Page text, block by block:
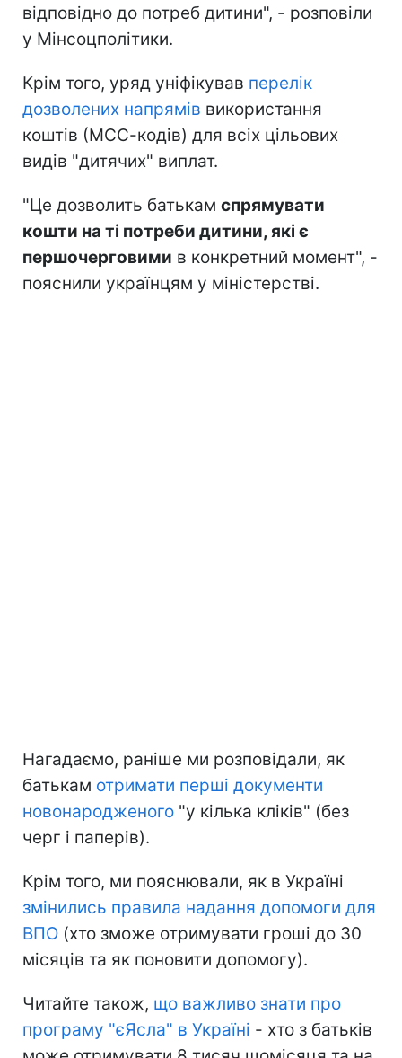
відповідно до потреб дитини", - розповіли
у Мінсоцполітики.
Крім того, уряд уніфікував перелік
дозволених напрямів використання
коштів (МСС-кодів) для всіх цільових
видів "дитячих" виплат.
"Це дозволить батькам спрямувати
кошти на ті потреби дитини, які є
першочерговими в конкретний момент", -
пояснили українцям у міністерстві.
Нагадаємо, раніше ми розповідали, як
батькам отримати перші документи
новонародженого "у кілька кліків" (без
черг і паперів).
Крім того, ми пояснювали, як в Україні
змінились правила надання допомоги для
ВПО (хто зможе отримувати гроші до 30
місяців та як поновити допомогу).
Читайте також, що важливо знати про
програму "єЯсла" в Україні - хто з батьків